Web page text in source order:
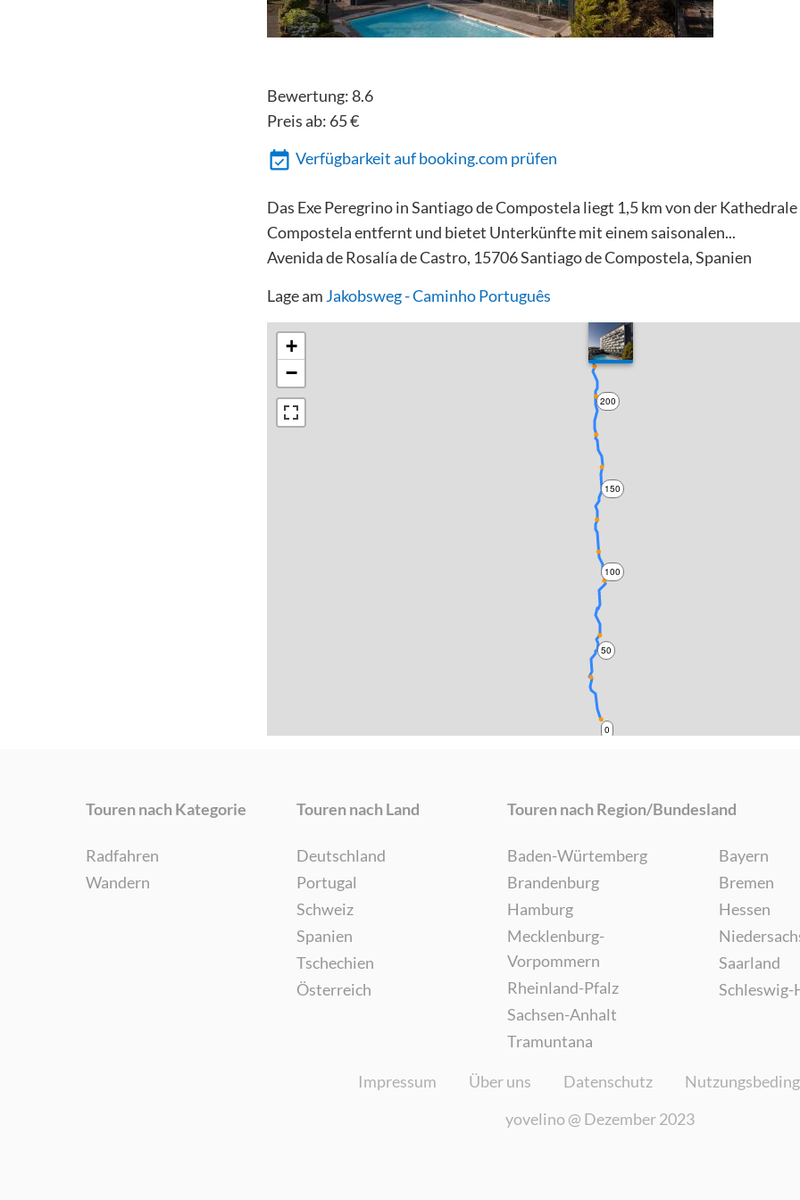
Bewertung: 8.6
Preis ab: 65€
Verfügbarkeit auf booking.com prüfen
Das Exe Peregrino in Santiago de Compostela liegt 1,5 km von der
Compostela entfernt und bietet Unterkünfte mit einem saisonalen...
Avenida de Rosalía de Castro, 15706 Santiago de Compostela, Spanien
Lage am Jakobsweg - Caminho Português
0
50
100
150
200
+
−
Touren nach Kategorie
Radfahren
Wandern
Touren nach Land
Deutschland
Portugal
Schweiz
Spanien
Tschechien
Österreich
Touren nach Region/Bundesland
Baden-Würtemberg
Brandenburg
Hamburg
Mecklenburg-
Vorpommern
Rheinland-Pfalz
Sachsen-Anhalt
Tramuntana
Bayern
Bremen
Hessen
Saarland
Impressum Über uns Datenschutz
yovelino @ Dezember 2023